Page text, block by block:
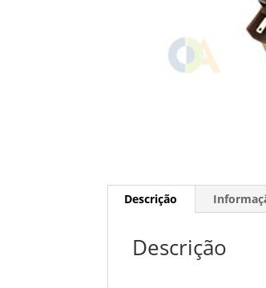
Descrição
Descrição